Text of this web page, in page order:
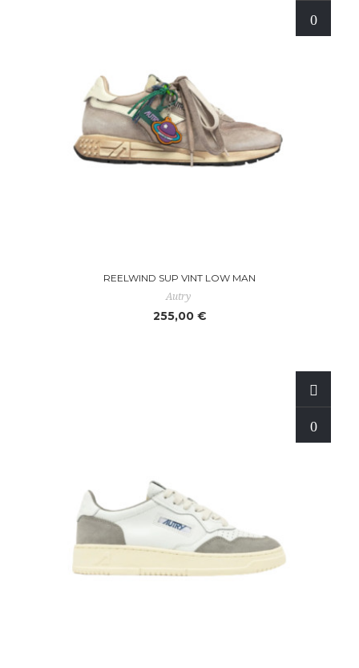
REELWIND SUP VINT LOW MAN
Autry
255,00 €